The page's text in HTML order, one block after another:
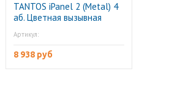
TANTOS iPanel 2 (Metal) 4
аб. Цветная вызывная
4 абонента, накладная
Артикул:
8 938 руб